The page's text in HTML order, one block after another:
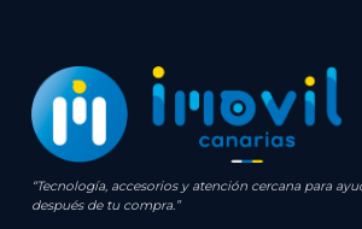
“Tecnología, accesorios y atención cercana para
después de tu compra.”